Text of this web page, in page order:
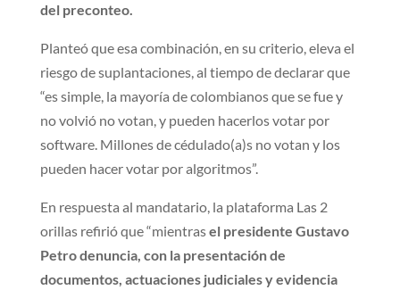
del preconteo.
Planteó que esa combinación, en su criterio, eleva el
riesgo de suplantaciones, al tiempo de declarar que
“es simple, la mayoría de colombianos que se fue y
no volvió no votan, y pueden hacerlos votar por
software. Millones de cédulado(a)s no votan y los
pueden hacer votar por algoritmos”.
En respuesta al mandatario, la plataforma Las 2
orillas refirió que “mientrasel presidente Gustavo
Petro denuncia, con la presentación de
documentos, actuaciones judiciales y evidencia